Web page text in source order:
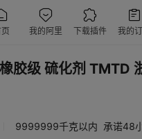
胶级 硫化剂 TMTD
9999999千克以内 承诺48